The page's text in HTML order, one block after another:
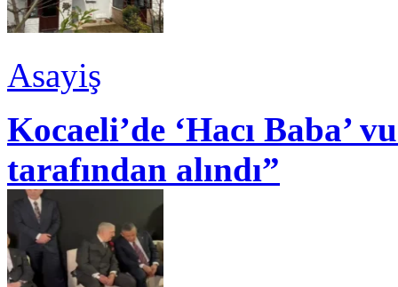
Asayiş
Kocaeli’de ‘Hacı Baba’
tarafından alındı”